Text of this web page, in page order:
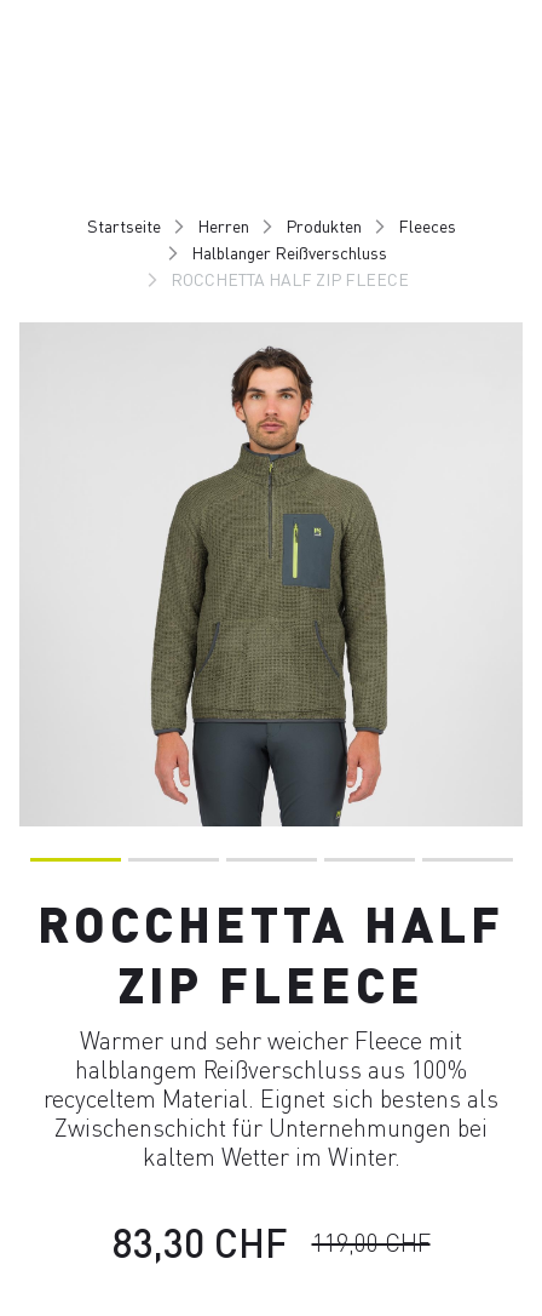
Startseite Herren Produkten
Fleeces
Halblanger Reißverschluss
ROCCHETTA HALF ZIP FLEECE
ROCCHETTA HALF
ZIP FLEECE
Warmer und sehr weicher Fleece mit
halblangem Reißverschluss aus 100%
recyceltem Material. Eignet sich bestens als
Zwischenschicht für Unternehmungen bei
kaltem Wetter im Winter.
83,30 CHF 119,00 CHF